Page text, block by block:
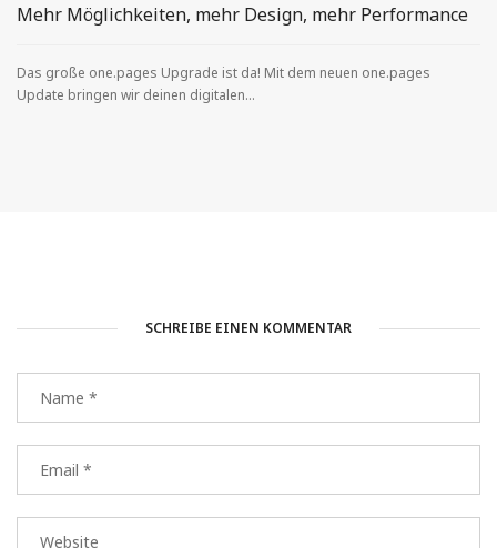
Mehr Möglichkeiten, mehr Design, mehr Performance
Das große one.pages Upgrade ist da! Mit dem neuen one.pages
Update bringen wir deinen digitalen...
SCHREIBE EINEN KOMMENTAR